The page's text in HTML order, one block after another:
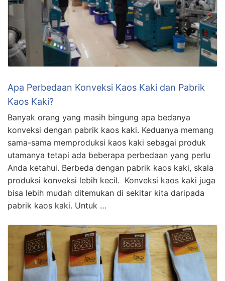
Apa Perbedaan Konveksi Kaos Kaki dan Pabrik
Kaos Kaki?
Banyak orang yang masih bingung apa bedanya
konveksi dengan pabrik kaos kaki. Keduanya memang
sama-sama memproduksi kaos kaki sebagai produk
utamanya tetapi ada beberapa perbedaan yang perlu
Anda ketahui. Berbeda dengan pabrik kaos kaki, skala
produksi konveksi lebih kecil. Konveksi kaos kaki juga
bisa lebih mudah ditemukan di sekitar kita daripada
pabrik kaos kaki. Untuk …